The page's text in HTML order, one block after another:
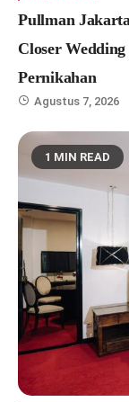
Pullman
Closer
Pernikahan
Agustus 7, 2026
1 MIN READ